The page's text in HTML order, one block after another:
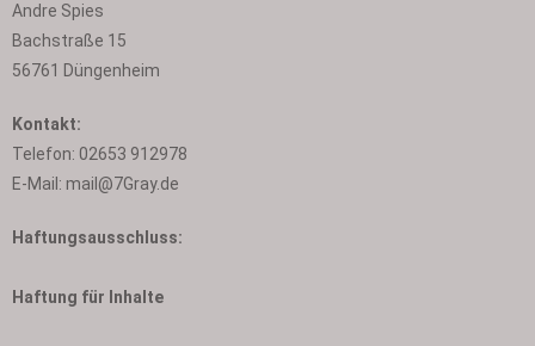
Andre Spies
Bachstraße 15
56761 Düngenheim
Kontakt:
Telefon: 02653 912978
E-Mail: mail@7Gray.de
Haftungsausschluss:
Haftung für Inhalte